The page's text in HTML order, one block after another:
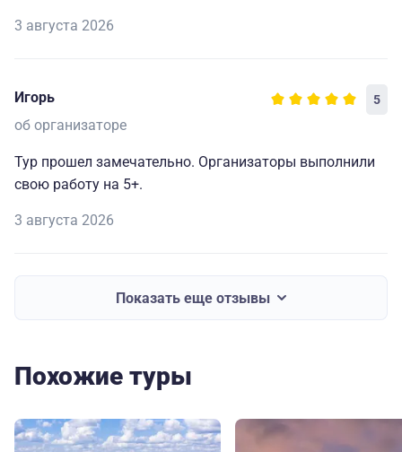
3 августа 2026
Игорь 5
об организаторе
Тур прошел замечательно. Организаторы выполнили
свою работу на 5+.
3 августа 2026
Показать еще отзывы
Похожие туры